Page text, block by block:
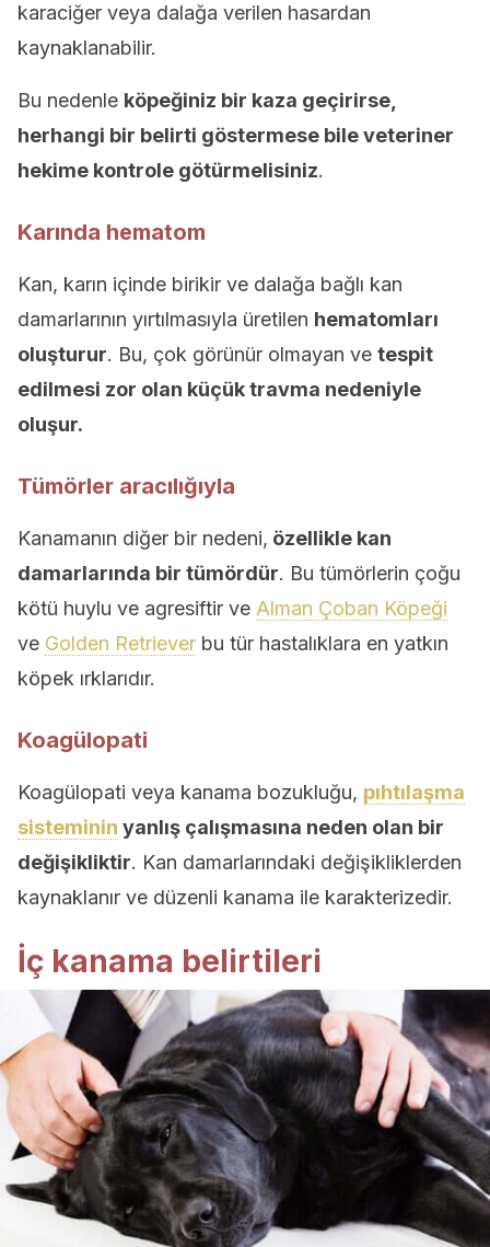
karaciğer veya dalağa verilen hasardan
kaynaklanabilir.
Bu nedenle köpeğiniz bir kaza geçirirse,
herhangi bir belirti göstermese bile veteriner
hekime kontrole götürmelisiniz.
Karında hematom
Kan, karın içinde birikir ve dalağa bağlı kan
damarlarının yırtılmasıyla üretilen hematomları
oluşturur. Bu, çok görünür olmayan ve tespit
edilmesi zor olan küçük travma nedeniyle
oluşur.
Tümörler aracılığıyla
Kanamanın diğer bir nedeni, özellikle kan
damarlarında bir tümördür. Bu tümörlerin çoğu
kötü huylu ve agresiftir ve Alman Çoban Köpeği
ve Golden Retriever bu tür hastalıklara en yatkın
köpek ırklarıdır.
Koagülopati
Koagülopati veya kanama bozukluğu, pıhtılaşma
sisteminin yanlış çalışmasına neden olan bir
değişikliktir. Kan damarlarındaki değişikliklerden
kaynaklanır ve düzenli kanama ile karakterizedir.
İç kanama belirtileri